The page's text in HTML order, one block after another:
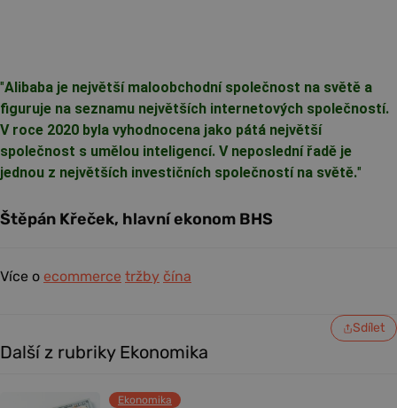
"Alibaba je největší maloobchodní společnost na světě a
figuruje na seznamu největších internetových společností.
V roce 2020 byla vyhodnocena jako pátá největší
společnost s umělou inteligencí. V neposlední řadě je
jednou z největších investičních společností na světě."
Štěpán Křeček, hlavní ekonom BHS
Více o ecommerce tržby čína
Sdílet
Další z rubriky Ekonomika
Ekonomika